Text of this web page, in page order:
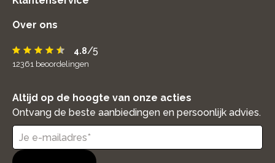
Over ons
4.8/5
12361 beoordelingen
Altijd op de hoogte van onze acties
Ontvang de beste aanbiedingen en persoonlijk advies.